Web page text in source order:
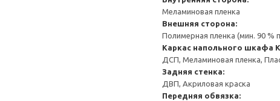
Меламиновая пленка
Внешняя сторона:
Полимерная пленка (мин. 90 %
Каркас напольного шкафа
ДСП, Меламиновая пленка,
Задняя стенка:
ДВП, Акриловая краска
Передняя обвязка: